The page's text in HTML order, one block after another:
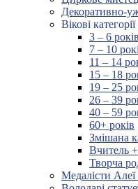
Декоративно-
Вікові категорії
3 – 6 років
7 – 10
11 – 14
15 – 18
19 – 25
26 – 39
40 – 59
60+ років
Змішана
Вчитель
Творча
Медалісти Алеї